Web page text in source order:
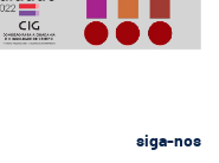
siga-nos